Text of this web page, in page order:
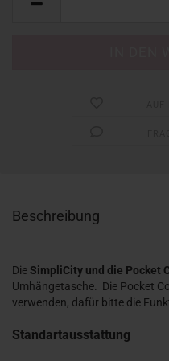
Beschreibung
Die SimpliCity und die Pocket
Umhängetasche. Die Pocket
verwenden, dafür bitte die
Standartausstattung